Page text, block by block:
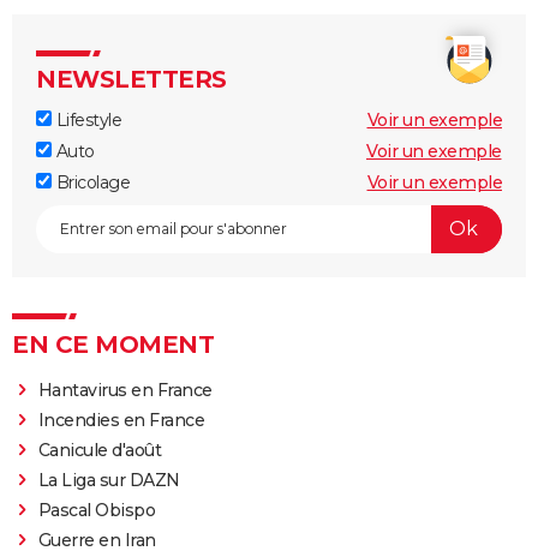
NEWSLETTERS
Lifestyle
Voir un exemple
Auto
Voir un exemple
Bricolage
Voir un exemple
EN CE MOMENT
Hantavirus en France
Incendies en France
Canicule d'août
La Liga sur DAZN
Pascal Obispo
Guerre en Iran